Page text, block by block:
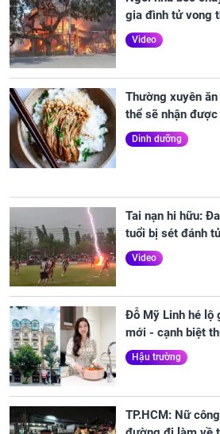
gia đình tử vong
Video
Thường xuyên
thể sẽ nhận
Dinh dưỡng
Tai nạn hi hữu:
tuổi bị sét đánh
Video
Đỗ Mỹ Linh hé lộ
mới - cạnh biệt
Hậu trường
TP.HCM: Nữ